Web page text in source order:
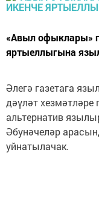
«Авыл офыклары»
яртыеллыгына
Әлегә газетага
дәүләт
альтернатив
Әбунәчеләр
уйнатылачак.